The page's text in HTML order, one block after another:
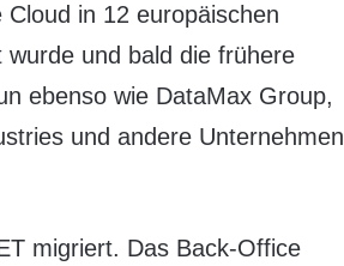
in 12 europäischen
und bald die frühere
ebenso wie DataMax Group,
und andere Unternehmen
migriert. Das Back-Office